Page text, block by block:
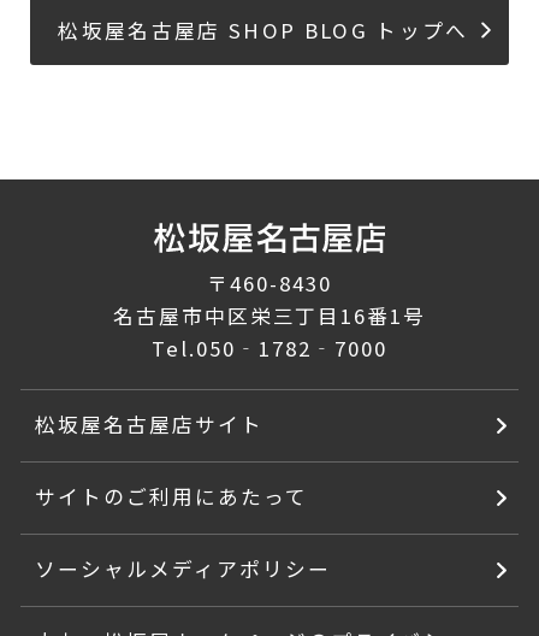
松坂屋名古屋店 SHOP BLOG トップへ
〒460-8430
名古屋市中区栄三丁目16番1号
Tel.050‐1782‐7000
松坂屋名古屋店サイト
サイトのご利用にあたって
ソーシャルメディアポリシー